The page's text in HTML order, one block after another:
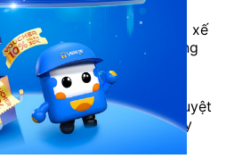
hành giờ chính xác. Tài xế
viên tư vấn ok. Chất lượng
say xe gì cả.”
phục vụ của nhà xe rất tuyệt
tốt. Mong nhà xe sẽ ngày